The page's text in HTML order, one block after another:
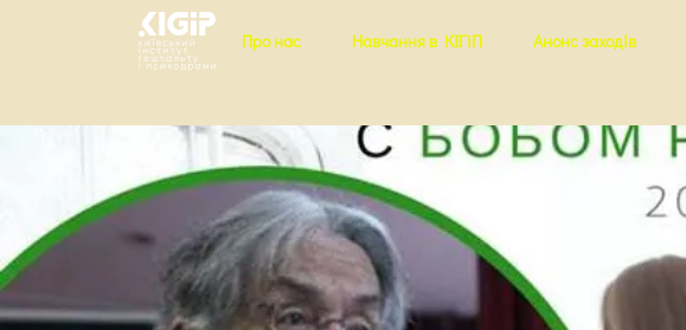
Про нас Навчання в КІГіП Анонс заходів